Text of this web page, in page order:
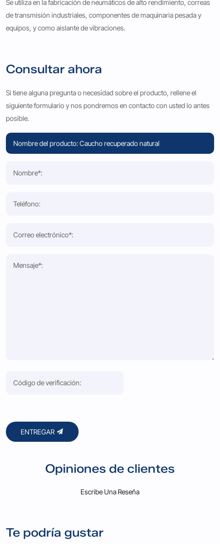
Se utiliza en la fabricación de neumáticos de alto rendimiento, correas
de transmisión industriales, componentes de maquinaria pesada y
equipos, y como aislante de vibraciones.
Consultar ahora
Si tiene alguna pregunta o necesidad sobre el producto, rellene el
siguiente formulario y nos pondremos en contacto con usted lo antes
posible.
ENTREGAR
Opiniones de clientes
Escribe Una Reseña
Te podría gustar